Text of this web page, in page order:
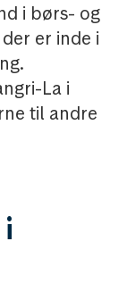
i børs- og
er inde i
La i
til andre